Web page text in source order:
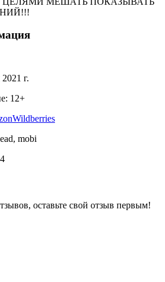
г.
12+
Wildberries
mobi
оставьте свой отзыв первым!